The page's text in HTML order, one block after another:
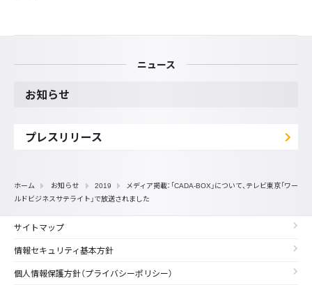
ニュース
お知らせ
プレスリリース
ホーム お知らせ 2019
メディア掲載：「CADA-BOX」について、テレビ東京「ワー
ルドビジネスサテライト」で放送されました
サイトマップ
情報セキュリティ基本方針
個人情報保護方針（プライバシーポリシー）